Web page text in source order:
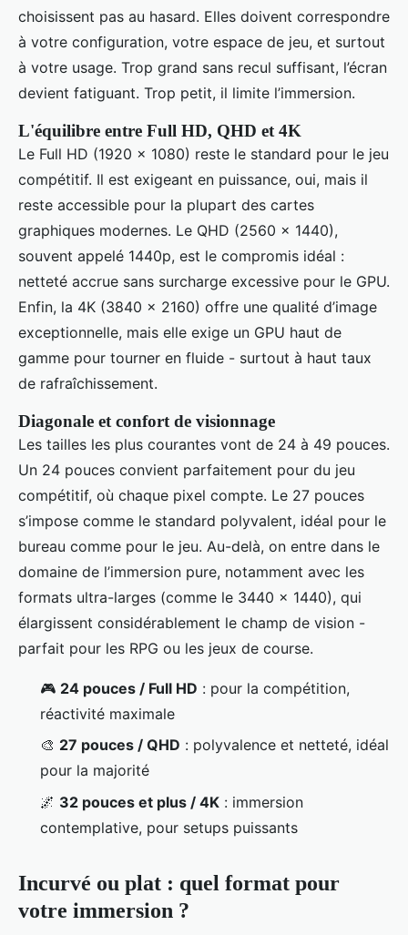
choisissent pas au hasard. Elles doivent correspondre
à votre configuration, votre espace de jeu, et surtout
à votre usage. Trop grand sans recul suffisant, l’écran
devient fatiguant. Trop petit, il limite l’immersion.
L'équilibre entre Full HD, QHD et 4K
Le Full HD (1920 x 1080) reste le standard pour le jeu
compétitif. Il est exigeant en puissance, oui, mais il
reste accessible pour la plupart des cartes
graphiques modernes. Le QHD (2560 x 1440),
souvent appelé 1440p, est le compromis idéal :
netteté accrue sans surcharge excessive pour le GPU.
Enfin, la 4K (3840 x 2160) offre une qualité d’image
exceptionnelle, mais elle exige un GPU haut de
gamme pour tourner en fluide - surtout à haut taux
de rafraîchissement.
Diagonale et confort de visionnage
Les tailles les plus courantes vont de 24 à 49 pouces.
Un 24 pouces convient parfaitement pour du jeu
compétitif, où chaque pixel compte. Le 27 pouces
s’impose comme le standard polyvalent, idéal pour le
bureau comme pour le jeu. Au-delà, on entre dans le
domaine de l’immersion pure, notamment avec les
formats ultra-larges (comme le 3440 x 1440), qui
élargissent considérablement le champ de vision -
parfait pour les RPG ou les jeux de course.
🎮 24 pouces / Full HD : pour la compétition,
réactivité maximale
🎨 27 pouces / QHD : polyvalence et netteté, idéal
pour la majorité
🌌 32 pouces et plus / 4K : immersion
contemplative, pour setups puissants
Incurvé ou plat : quel format pour
votre immersion ?